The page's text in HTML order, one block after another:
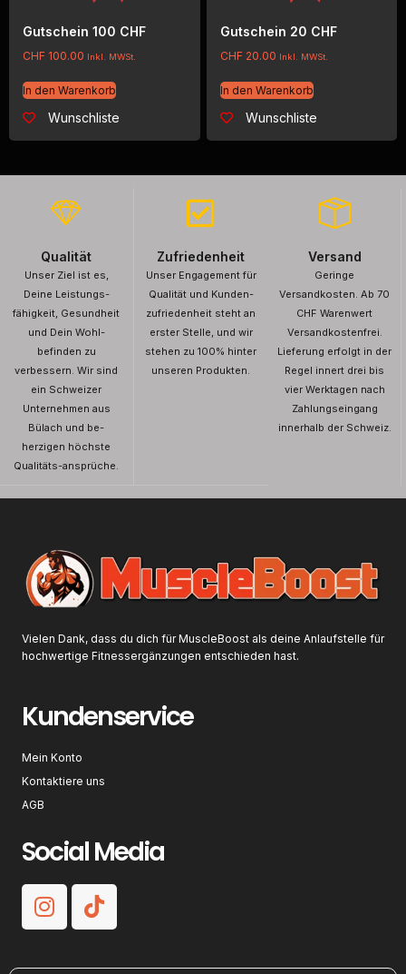
Gutschein 100 CHF
CHF 100.00 Inkl. MWSt.
In den Warenkorb
Wunschliste
Gutschein 20 CHF
CHF 20.00 Inkl. MWSt.
In den Warenkorb
Wunschliste
Qualität
Unser Ziel ist es,
Deine Leistungs-
fähigkeit, Gesundheit
und Dein Wohl-
befinden zu
verbessern. Wir sind
ein Schweizer
Unternehmen aus
Bülach und be-
herzigen höchste
Qualitäts-ansprüche.
Zufriedenheit
Unser Engagement für
Qualität und Kunden-
zufriedenheit steht an
erster Stelle, und wir
stehen zu 100% hinter
unseren Produkten.
Versand
Geringe
Versandkosten. Ab 70
CHF Warenwert
Versandkostenfrei.
Lieferung erfolgt in der
Regel innert drei bis
vier Werktagen nach
Zahlungseingang
innerhalb der Schweiz.
Vielen Dank, dass du dich für MuscleBoost als deine Anlaufstelle für
hochwertige Fitnessergänzungen entschieden hast.
Kundenservice
Mein Konto
Kontaktiere uns
AGB
Social Media